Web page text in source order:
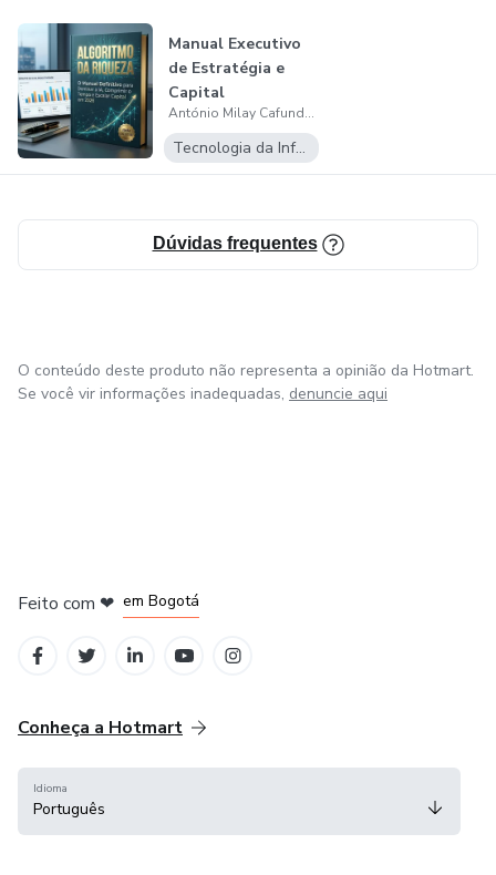
Manual Executivo
de Estratégia e
Capital
António Milay Cafunda André
Tecnologia da Informação
Dúvidas frequentes
O conteúdo deste produto não representa a opinião da Hotmart.
Se você vir informações inadequadas, denuncie aqui
Feito com ❤ em Bogotá
Conheça a Hotmart
Idioma
Português